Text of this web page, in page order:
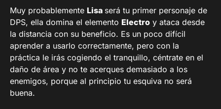
Muy probablemente Lisa será tu primer personaje de
DPS, ella domina el elemento Electro y ataca desde
la distancia con su beneficio. Es un poco difícil
aprender a usarlo correctamente, pero con la
práctica le irás cogiendo el tranquillo, céntrate en el
daño de área y no te acerques demasiado a los
enemigos, porque al principio tu esquiva no será
buena.